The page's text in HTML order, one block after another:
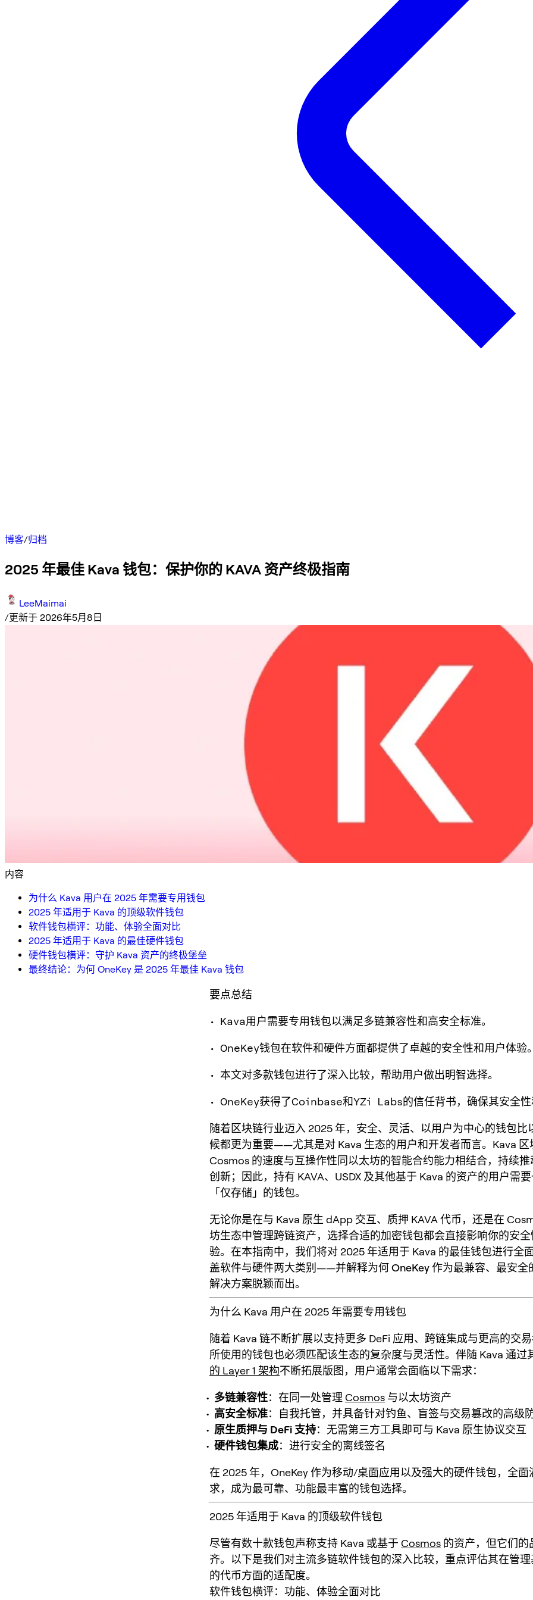
博客/归档
2025 年最佳 Kava 钱包：保护你的 KAVA 资产终极指南
LeeMaimai
/更新于 2026年5月8日
内容
为什么 Kava 用户在 2025 年需要专用钱包
2025 年适用于 Kava 的顶级软件钱包
软件钱包横评：功能、体验全面对比
2025 年适用于 Kava 的最佳硬件钱包
硬件钱包横评：守护 Kava 资产的终极堡垒
最终结论：为何 OneKey 是 2025 年最佳 Kava 钱包
要点总结
• Kava用户需要专用钱包以满足多链兼容性和高安全标准。
• OneKey钱包在软件和硬件方面都提供了卓越的安全性和用户体验
• 本文对多款钱包进行了深入比较，帮助用户做出明智选择。
• OneKey获得了Coinbase和YZi Labs的信任背书，确保其安全性
随着区块链行业迈入 2025 年，安全、灵活、以用户为中心的钱包比
候都更为重要——尤其是对 Kava 生态的用户和开发者而言。Kava 区
Cosmos 的速度与互操作性同以太坊的智能合约能力相结合，持续推
创新；因此，持有 KAVA、USDX 及其他基于 Kava 的资产的用户需
「仅存储」的钱包。
无论你是在与 Kava 原生 dApp 交互、质押 KAVA 代币，还是在
坊生态中管理跨链资产，选择合适的加密钱包都会直接影响你的安
验。在本指南中，我们将对 2025 年适用于 Kava 的最佳钱包进行
盖软件与硬件两大类别——并解释为何OneKey作为最兼容、最安全
解决方案脱颖而出。
为什么 Kava 用户在 2025 年需要专用钱包
随着 Kava 链不断扩展以支持更多 DeFi 应用、跨链集成与更高的交
所使用的钱包也必须匹配该生态的复杂度与灵活性。伴随 Kava 通过
的 Layer 1 架构不断拓展版图，用户通常会面临以下需求：
多链兼容性：在同一处管理 Cosmos 与以太坊资产
高安全标准：自我托管，并具备针对钓鱼、盲签与交易篡改的高级
原生质押与 DeFi 支持：无需第三方工具即可与 Kava 原生协议交互
硬件钱包集成：进行安全的离线签名
在 2025 年，OneKey 作为移动/桌面应用以及强大的硬件钱包，全面
求，成为最可靠、功能最丰富的钱包选择。
2025 年适用于 Kava 的顶级软件钱包
尽管有数十款钱包声称支持 Kava 或基于 Cosmos 的资产，但它们的
齐。以下是我们对主流多链软件钱包的深入比较，重点评估其在管理
的代币方面的适配度。
软件钱包横评：功能、体验全面对比